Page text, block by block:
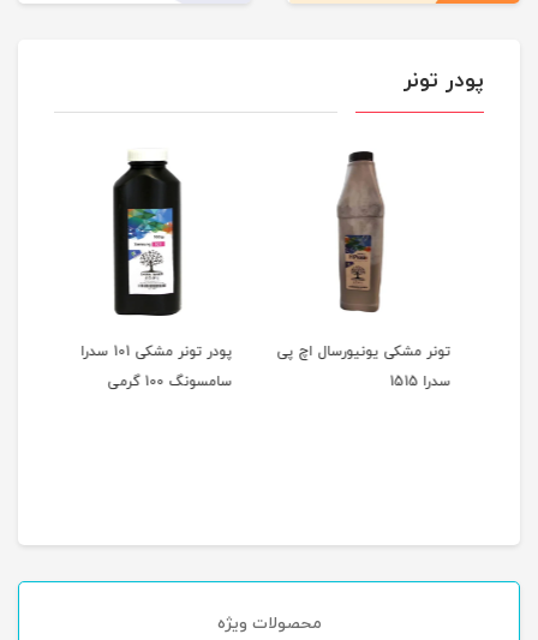
پودر تونر
تونر مشکی یونیورسال اچ پی
سدرا 1515
پودر تونر مشکی 101 سدرا
سامسونگ 100 گرمی
محصولات ویژه